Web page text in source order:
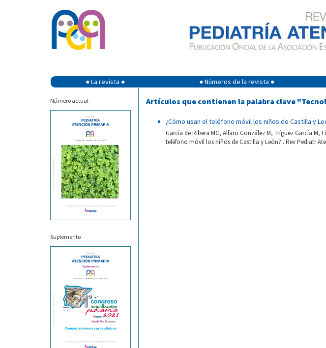
● La revista ● ● Números de la revista ●
Número actual
Suplemento
Artículos que contienen la palabra clave
¿Cómo usan el teléfono móvil los niños de Castilla y
García de Ribera MC, Alfaro González M, Tríguez García M,
teléfono móvil los niños de Castilla y León? . Rev Pediatr